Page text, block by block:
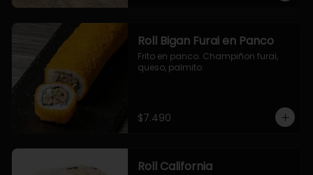
Roll Bigan Furai en Panco
Frito en panco. Champiñon furai,
queso, palmito.
$7.490
Roll California